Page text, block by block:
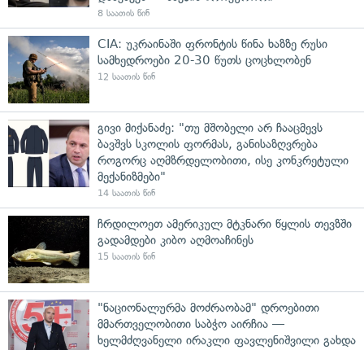
8 საათის წინ
CIA: უკრაინაში ფრონტის წინა ხაზზე რუსი
სამხედროები 20-30 წუთს ცოცხლობენ
12 საათის წინ
გივი მიქანაძე: "თუ მშობელი არ ჩააცმევს
ბავშვს სკოლის ფორმას, განისაზღვრება
როგორც აღმზრდელობითი, ისე კონკრეტული
მექანიზმები"
14 საათის წინ
ჩრდილოეთ ამერიკულ მტკნარი წყლის თევზში
გადამდები კიბო აღმოაჩინეს
15 საათის წინ
"ნაციონალურმა მოძრაობამ" დროებითი
მმართველობითი საბჭო აირჩია —
ხელმძღვანელი ირაკლი ფავლენიშვილი გახდა